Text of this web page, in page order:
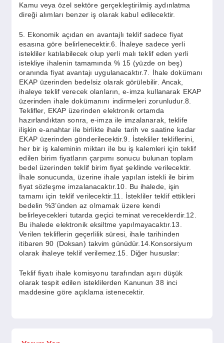
Kamu veya özel sektöre gerçekleştirilmiş aydınlatma
direği alımları benzer iş olarak kabul edilecektir.
5. Ekonomik açıdan en avantajlı teklif sadece fiyat
esasına göre belirlenecektir.6. İhaleye sadece yerli
istekliler katılabilecek olup yerli malı teklif eden yerli
istekliye ihalenin tamamında % 15 (yüzde on beş)
oranında fiyat avantajı uygulanacaktır.7. İhale dokümanı
EKAP üzerinden bedelsiz olarak görülebilir. Ancak,
ihaleye teklif verecek olanların, e-imza kullanarak EKAP
üzerinden ihale dokümanını indirmeleri zorunludur.8.
Teklifler, EKAP üzerinden elektronik ortamda
hazırlandıktan sonra, e-imza ile imzalanarak, teklife
ilişkin e-anahtar ile birlikte ihale tarih ve saatine kadar
EKAP üzerinden gönderilecektir.9. İstekliler tekliflerini,
her bir iş kaleminin miktarı ile bu iş kalemleri için teklif
edilen birim fiyatların çarpımı sonucu bulunan toplam
bedel üzerinden teklif birim fiyat şeklinde verilecektir.
İhale sonucunda, üzerine ihale yapılan istekli ile birim
fiyat sözleşme imzalanacaktır.10. Bu ihalede, işin
tamamı için teklif verilecektir.11. İstekliler teklif ettikleri
bedelin %3’ünden az olmamak üzere kendi
belirleyecekleri tutarda geçici teminat vereceklerdir.12.
Bu ihalede elektronik eksiltme yapılmayacaktır.13.
Verilen tekliflerin geçerlilik süresi, ihale tarihinden
itibaren 90 (Doksan) takvim günüdür.14.Konsorsiyum
olarak ihaleye teklif verilemez.15. Diğer hususlar:
Teklif fiyatı ihale komisyonu tarafından aşırı düşük
olarak tespit edilen isteklilerden Kanunun 38 inci
maddesine göre açıklama istenecektir.